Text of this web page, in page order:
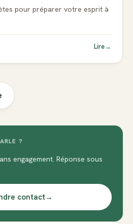
pour préparer votre esprit à
Lire→
?
engagement. Réponse sous
contact→